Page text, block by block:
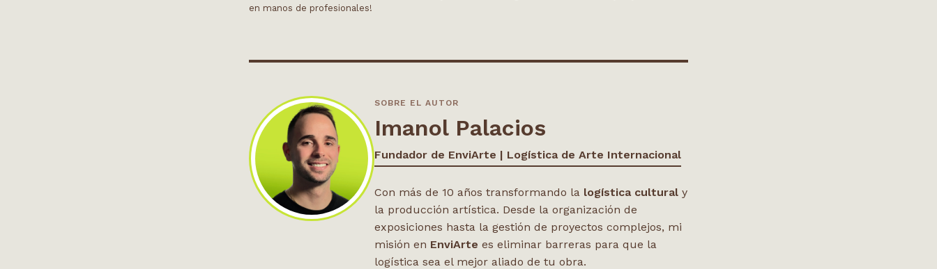
en manos de profesionales!
SOBRE EL AUTOR
Imanol Palacios
Fundador de EnviArte | Logística de Arte Internacional
Con más de 10 años transformando la logística cultural y
la producción artística. Desde la organización de
exposiciones hasta la gestión de proyectos complejos, mi
misión en EnviArte es eliminar barreras para que la
logística sea el mejor aliado de tu obra.